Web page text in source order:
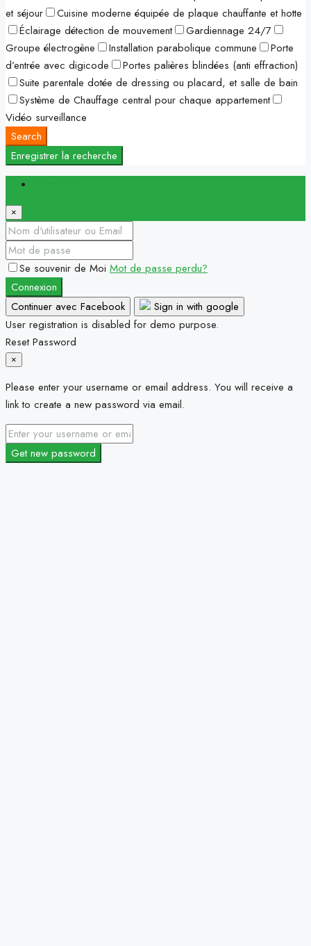
et séjour
Cuisine moderne équipée de plaque chauffante et hotte
Éclairage détection de mouvement
Gardiennage 24/7
Groupe électrogène
Installation parabolique commune
Porte
d’entrée avec digicode
Portes palières blindées (anti effraction)
Suite parentale dotée de dressing ou placard, et salle de bain
Système de Chauffage central pour chaque appartement
Vidéo surveillance
Search
Enregistrer la recherche
×
Se souvenir de Moi Mot de passe perdu?
Connexion
Continuer avec Facebook
Sign in with google
User registration is disabled for demo purpose.
Reset Password
×
Please enter your username or email address. You will receive a
link to create a new password via email.
Get new password